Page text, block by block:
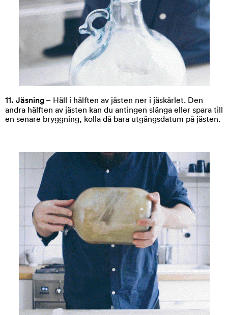
11. Jäsning – Häll i hälften av jästen ner i jäskärlet. Den
andra hälften av jästen kan du antingen slänga eller spara till
en senare bryggning, kolla då bara utgångsdatum på jästen.